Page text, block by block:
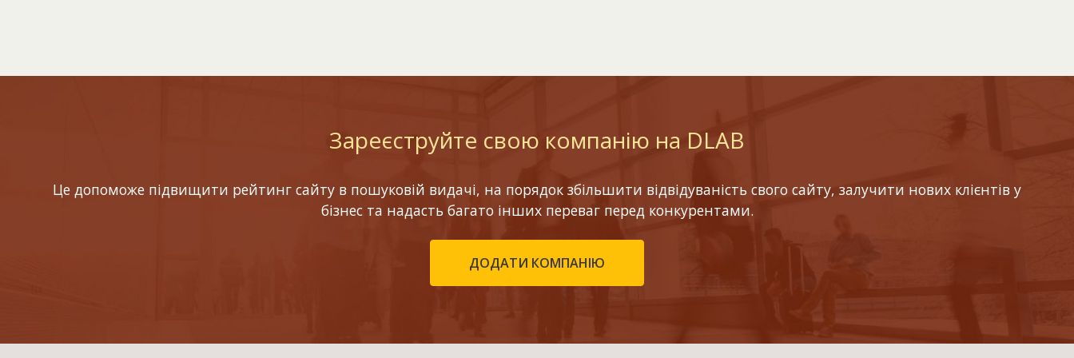
Зареєструйте свою компанію на DLAB
Це допоможе підвищити рейтинг сайту в пошуковій видачі, на порядок збільшити відвідуваність свого сайту, залучити нових клієнтів у
бізнес та надасть багато інших переваг перед конкурентами.
ДОДАТИ КОМПАНІЮ